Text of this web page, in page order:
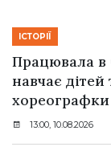
ІСТОРІЇ
Працювала в
навчає
13:00, 10.08.2026